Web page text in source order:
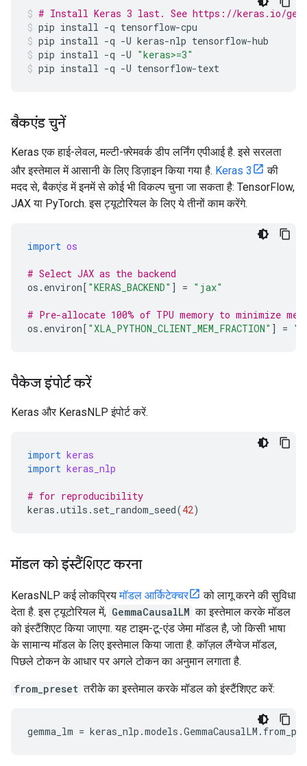
# Install Keras 3 last. See https://keras.io/
pip install -q tensorflow-cpu
pip install -q -U keras-nlp tensorflow-hub
pip install -q -U "keras>=3"
pip install -q -U tensorflow-text
बैकएंड चुनें
Keras एक हाई-लेवल, मल्टी-फ़्रेमवर्क डीप लर्निंग एपीआई है. इसे सरलता
और इस्तेमाल में आसानी के लिए डिज़ाइन किया गया है. Keras 3
की
मदद से, बैकएंड में इनमें से कोई भी विकल्प चुना जा सकता है: TensorFlow,
JAX या PyTorch. इस ट्यूटोरियल के लिए ये तीनों काम करेंगे.
import os
# Select JAX as the backend
os . environ[ "KERAS_BACKEND" ] = "jax"
# Pre-allocate 100% of TPU memory to minimize
os . environ[ "XLA_PYTHON_CLIENT_MEM_FRACTION" ] =
पैकेज इंपोर्ट करें
Keras और KerasNLP इंपोर्ट करें.
import keras
import keras_nlp
# for reproducibility
keras .utils . set_random_seed(42)
मॉडल को इंस्टैंशिएट करना
KerasNLP कई लोकप्रियमॉडल आर्किटेक्चर
को लागू करने की सुविधा
देता है. इस ट्यूटोरियल में, GemmaCausalLM का इस्तेमाल करके मॉडल
को इंस्टैंशिएट किया जाएगा. यह टाइम-टू-एंड जेमा मॉडल है, जो किसी भाषा
के सामान्य मॉडल के लिए इस्तेमाल किया जाता है. कॉज़ल लैंग्वेज मॉडल,
पिछले टोकन के आधार पर अगले टोकन का अनुमान लगाता है.
from_preset तरीके का इस्तेमाल करके मॉडल को इंस्टैंशिएट करें: